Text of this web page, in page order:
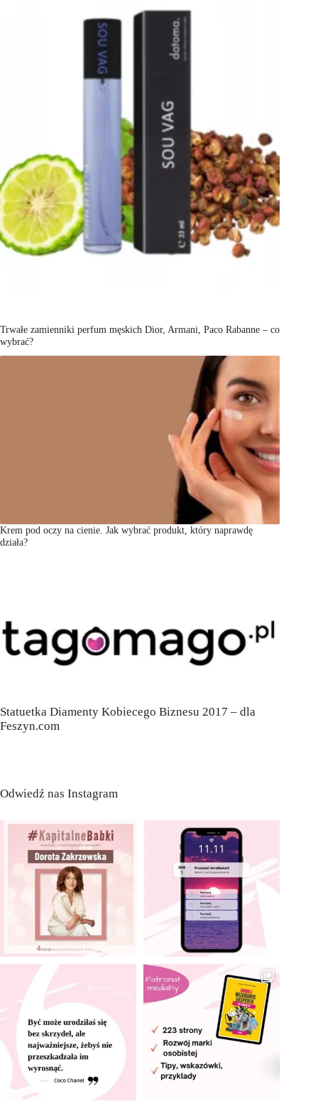
Trwałe zamienniki perfum męskich Dior, Armani, Paco Rabanne – co
wybrać?
Krem pod oczy na cienie. Jak wybrać produkt, który naprawdę
działa?
Statuetka Diamenty Kobiecego Biznesu 2017 – dla
Feszyn.com
Odwiedź nas Instagram